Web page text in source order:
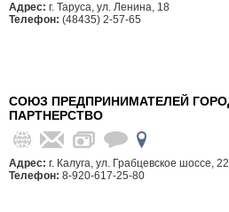
Адрес: г. Таруса, ул. Ленина, 18
Телефон: (48435) 2-57-65
СОЮЗ ПРЕДПРИНИМАТЕЛЕЙ
ПАРТНЕРСТВО
Адрес: г. Калуга, ул. Грабцевское шоссе,
Телефон: 8-920-617-25-80